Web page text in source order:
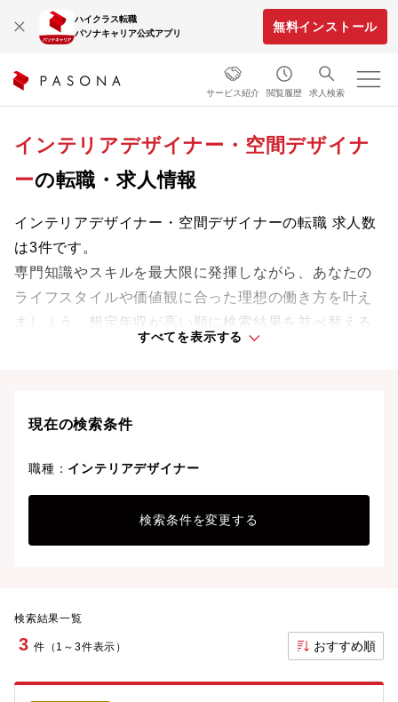
ハイクラス転職
パソナキャリア公式アプリ
無料インストール
サービス紹介 閲覧履歴 求人検索
インテリアデザイナー・空間デザイナ
ーの転職・求人情報
インテリアデザイナー・空間デザイナーの転職 求人数
は3件です。
専門知識やスキルを最大限に発揮しながら、あなたの
ライフスタイルや価値観に合った理想の働き方を叶え
ましょう。想定年収が高い順に検索結果を並べ替える
すべてを表示する
現在の検索条件
職種： インテリアデザイナー
検索条件を変更する
検索結果一覧
3 件（1～3件表示） おすすめ順